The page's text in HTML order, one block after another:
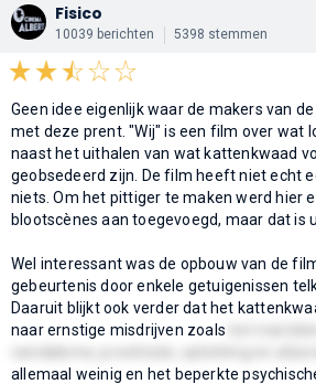
Fisico
10039 berichten 5398 stemmen
Geen idee eigenlijk waar de makers van
met deze prent. "Wij" is een film over wat
naast het uithalen van wat kattenkwaad
geobsedeerd zijn. De film heeft niet echt
niets. Om het pittiger te maken werd hier
blootscènes aan toegevoegd, maar dat is
Wel interessant was de opbouw van de
gebeurtenis door enkele getuigenissen
Daaruit blijkt ook verder dat het
naar ernstige misdrijven zoals
allemaal weinig en het beperkte